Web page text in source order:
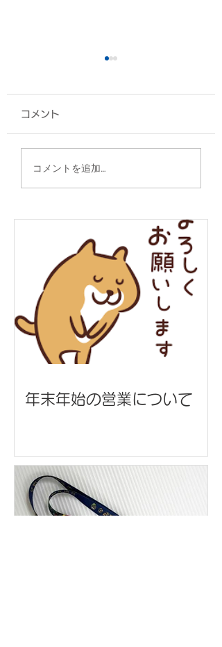
椅子カバー/エナジック
スポーツ高等学院 様
コメント
コメントを追加…
年末年始の営業について